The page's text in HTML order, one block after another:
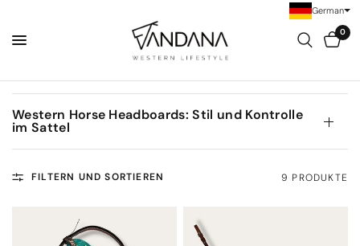
0
Western Horse Headboards: Stil und Kontrolle
im Sattel
FILTERN UND SORTIEREN 9 PRODUKTE
German